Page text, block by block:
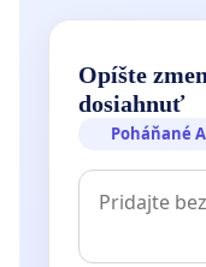
Opíšte
dosiahnuť
Poháňané